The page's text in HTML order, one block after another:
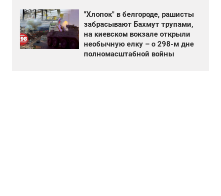
"Хлопок" в белгороде, рашисты
забрасывают Бахмут трупами,
на киевском вокзале открыли
необычную елку – о 298-м дне
полномасштабной войны